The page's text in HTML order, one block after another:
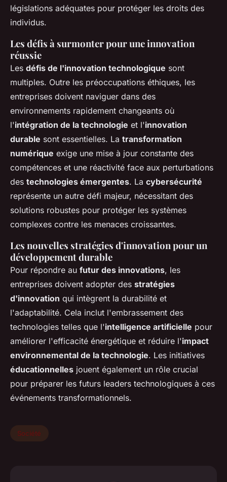
législations adéquates pour protéger les droits des
individus.
Les défis à surmonter pour une innovation
réussie
Les défis de l'innovation technologique sont
multiples. Outre les préoccupations éthiques, les
entreprises doivent naviguer dans des
environnements rapidement changeants où
l'intégration de la technologie et l'innovation
durable sont essentielles. La transformation
numérique exige une mise à jour constante des
compétences et une réactivité face aux perturbations
des technologies émergentes. La cybersécurité
représente un autre défi majeur, nécessitant des
solutions robustes pour protéger les systèmes
complexes contre les menaces croissantes.
Les nouvelles stratégies d'innovation pour un
développement durable
Pour répondre au futur des innovations, les
entreprises doivent adopter des stratégies
d'innovation qui intègrent la durabilité et
l'adaptabilité. Cela inclut l'embrassement des
technologies telles que l'intelligence artificielle pour
améliorer l'efficacité énergétique et réduire l'impact
environnemental de la technologie. Les initiatives
éducationnelles jouent également un rôle crucial
pour préparer les futurs leaders technologiques à ces
événements transformationnels.
Société